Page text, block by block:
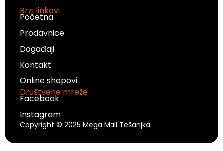
Brzi linkovi
Početna
Prodavnice
Događaji
Kontakt
Online shopovi
Društvene mreže
Facebook
Instagram
Copyright © 2025 Mega Mall Tešanjka